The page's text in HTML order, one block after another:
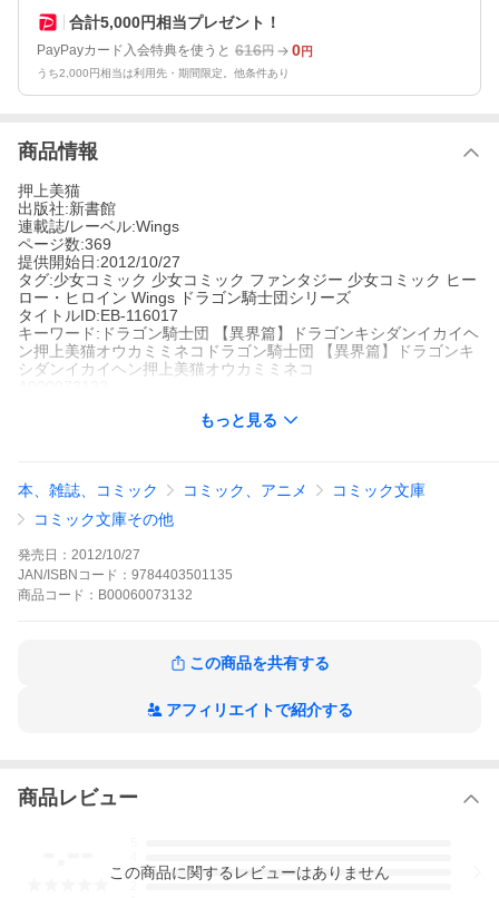
合計5,000円相当プレゼント！
PayPayカード入会特典を使うと 616円 0円
うち2,000円相当は利用先・期間限定。他条件あり
商品情報
押上美猫
出版社:新書館
連載誌/レーベル:Wings
ページ数:369
提供開始日:2012/10/27
タグ:少女コミック 少女コミック ファンタジー 少女コミック ヒー
ロー・ヒロイン Wings ドラゴン騎士団シリーズ
タイトルID:EB-116017
キーワード:ドラゴン騎士団 【異界篇】ドラゴンキシダンイカイヘ
ン押上美猫オウカミミネコドラゴン騎士団 【異界篇】ドラゴンキ
シダンイカイヘン押上美猫オウカミミネコ
ー・ヒロイン Wings
ドラゴン騎士団シリーズ
竜帝軍への攻撃を止めるために、セシアは自らの身をナディルの
もとに差し出した。その行動がナディル軍の力を強めるとも知ら
ずに――。一方、彼女を救うために異界(カイナルディア)へとやっ
てきたドラゴン騎士団三人の前には、精霊族の姫・ティントレッ
トがふたり、少女の姿で現れて!?謎が謎を呼ぶ異界篇、第二弾!!
ドラゴン騎士団 【異界篇】の作品をもっと見る
もっと見る
本、雑誌、コミック コミック、アニメ
コミック文庫
コミック文庫その他
発売日： 2012/10/27
JAN/ISBNコード： 9784403501135
商品 コード： B00060073132
この商品を共有する
アフィリエイトで紹介する
商品レビュー
3
この商品に関するレビューはありません